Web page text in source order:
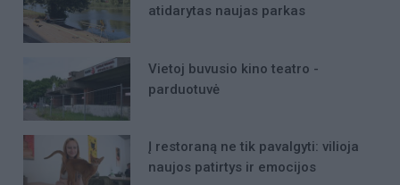
atidarytas naujas parkas
Vietoj buvusio kino teatro -
parduotuvė
Į restoraną ne tik pavalgyti: vilioja
naujos patirtys ir emocijos